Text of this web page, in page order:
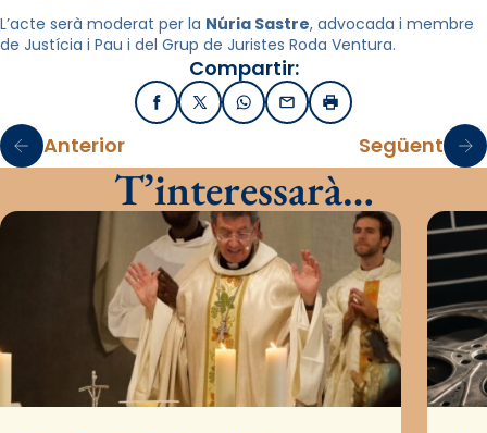
L’acte serà moderat per la Núria Sastre, advocada i membre
de Justícia i Pau i del Grup de Juristes Roda Ventura.
Compartir:
FacebookX / TwitterWhatsApp
EmailImprimir
Anterior Següent
T’interessarà…